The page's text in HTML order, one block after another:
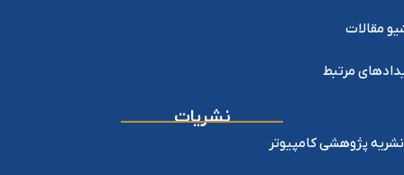
مقالات
مرتبط
نشریات
نشریه پژوهشی کامپیوتر